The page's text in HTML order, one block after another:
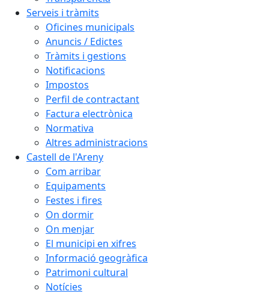
Serveis i tràmits
Oficines municipals
Anuncis / Edictes
Tràmits i gestions
Notificacions
Impostos
Perfil de contractant
Factura electrònica
Normativa
Altres administracions
Castell de l'Areny
Com arribar
Equipaments
Festes i fires
On dormir
On menjar
El municipi en xifres
Informació geogràfica
Patrimoni cultural
Notícies